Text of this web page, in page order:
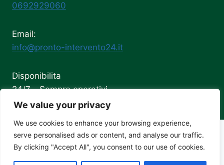
We value your privacy
We use cookies to enhance your browsing experience,
serve personalised ads or content, and analyse our traffic.
By clicking "Accept All", you consent to our use of cookies.
0692929060
Email:
info@pronto-intervento24.it
Disponibilita
24/7 - Sempre operativi
Gianluca Battisti©2026 - All Rights Reserved |
P.IVA03291650731